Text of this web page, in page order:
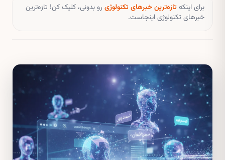
برای اینکهتازه‌ترین خبرهای تکنولوژی رو بدونی، کلیک کن! تازه‌ترین
خبرهای تکنولوژی اینجاست.